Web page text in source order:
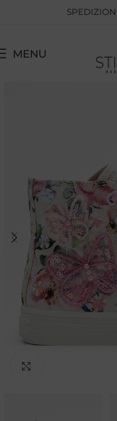
MENU